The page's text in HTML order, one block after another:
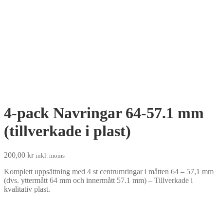
4-pack Navringar 64-57.1 mm
(tillverkade i plast)
200,00 kr inkl. moms
Komplett uppsättning med 4 st centrumringar i måtten 64 – 57,1 mm
(dvs. yttermått 64 mm och innermått 57.1 mm) – Tillverkade i
kvalitativ plast.